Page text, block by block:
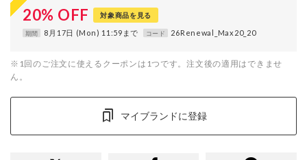
20% OFF 対象商品を見る
期間 8月17日 (Mon) 11:59まで コード 26Renewal_Max20_20
※1回のご注文に使えるクーポンは1つです。注文後の適用はできませ
ん。
マイブランドに登録